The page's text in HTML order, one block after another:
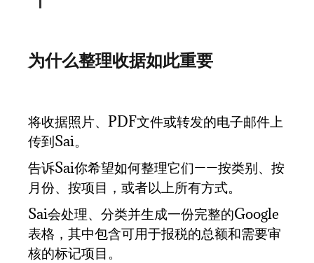
方法一：手动系统（纸质文件 + 文件夹）
方法三：收据扫描应用
为什么整理收据如此重要
将收据照片、PDF文件或转发的电子邮件上
传到Sai。
告诉Sai你希望如何整理它们——按类别、按
月份、按项目，或者以上所有方式。
Sai会处理、分类并生成一份完整的Google
表格，其中包含可用于报税的总额和需要审
核的标记项目。